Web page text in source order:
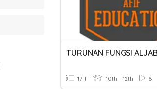
TURUNAN FUNGSI
17 T 10th - 12th 6